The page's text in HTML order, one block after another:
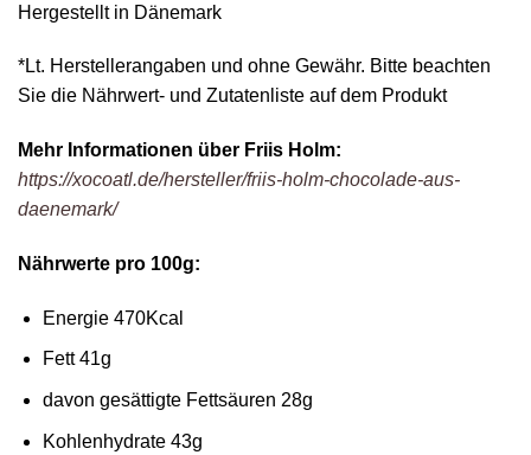
Hergestellt in Dänemark
*Lt. Herstellerangaben und ohne Gewähr. Bitte beachten
Sie die Nährwert- und Zutatenliste auf dem Produkt
Mehr Informationen über Friis Holm:
https://xocoatl.de/hersteller/friis-holm-chocolade-aus-
daenemark/
Nährwerte pro 100g:
Energie 470Kcal
Fett 41g
davon gesättigte Fettsäuren 28g
Kohlenhydrate 43g